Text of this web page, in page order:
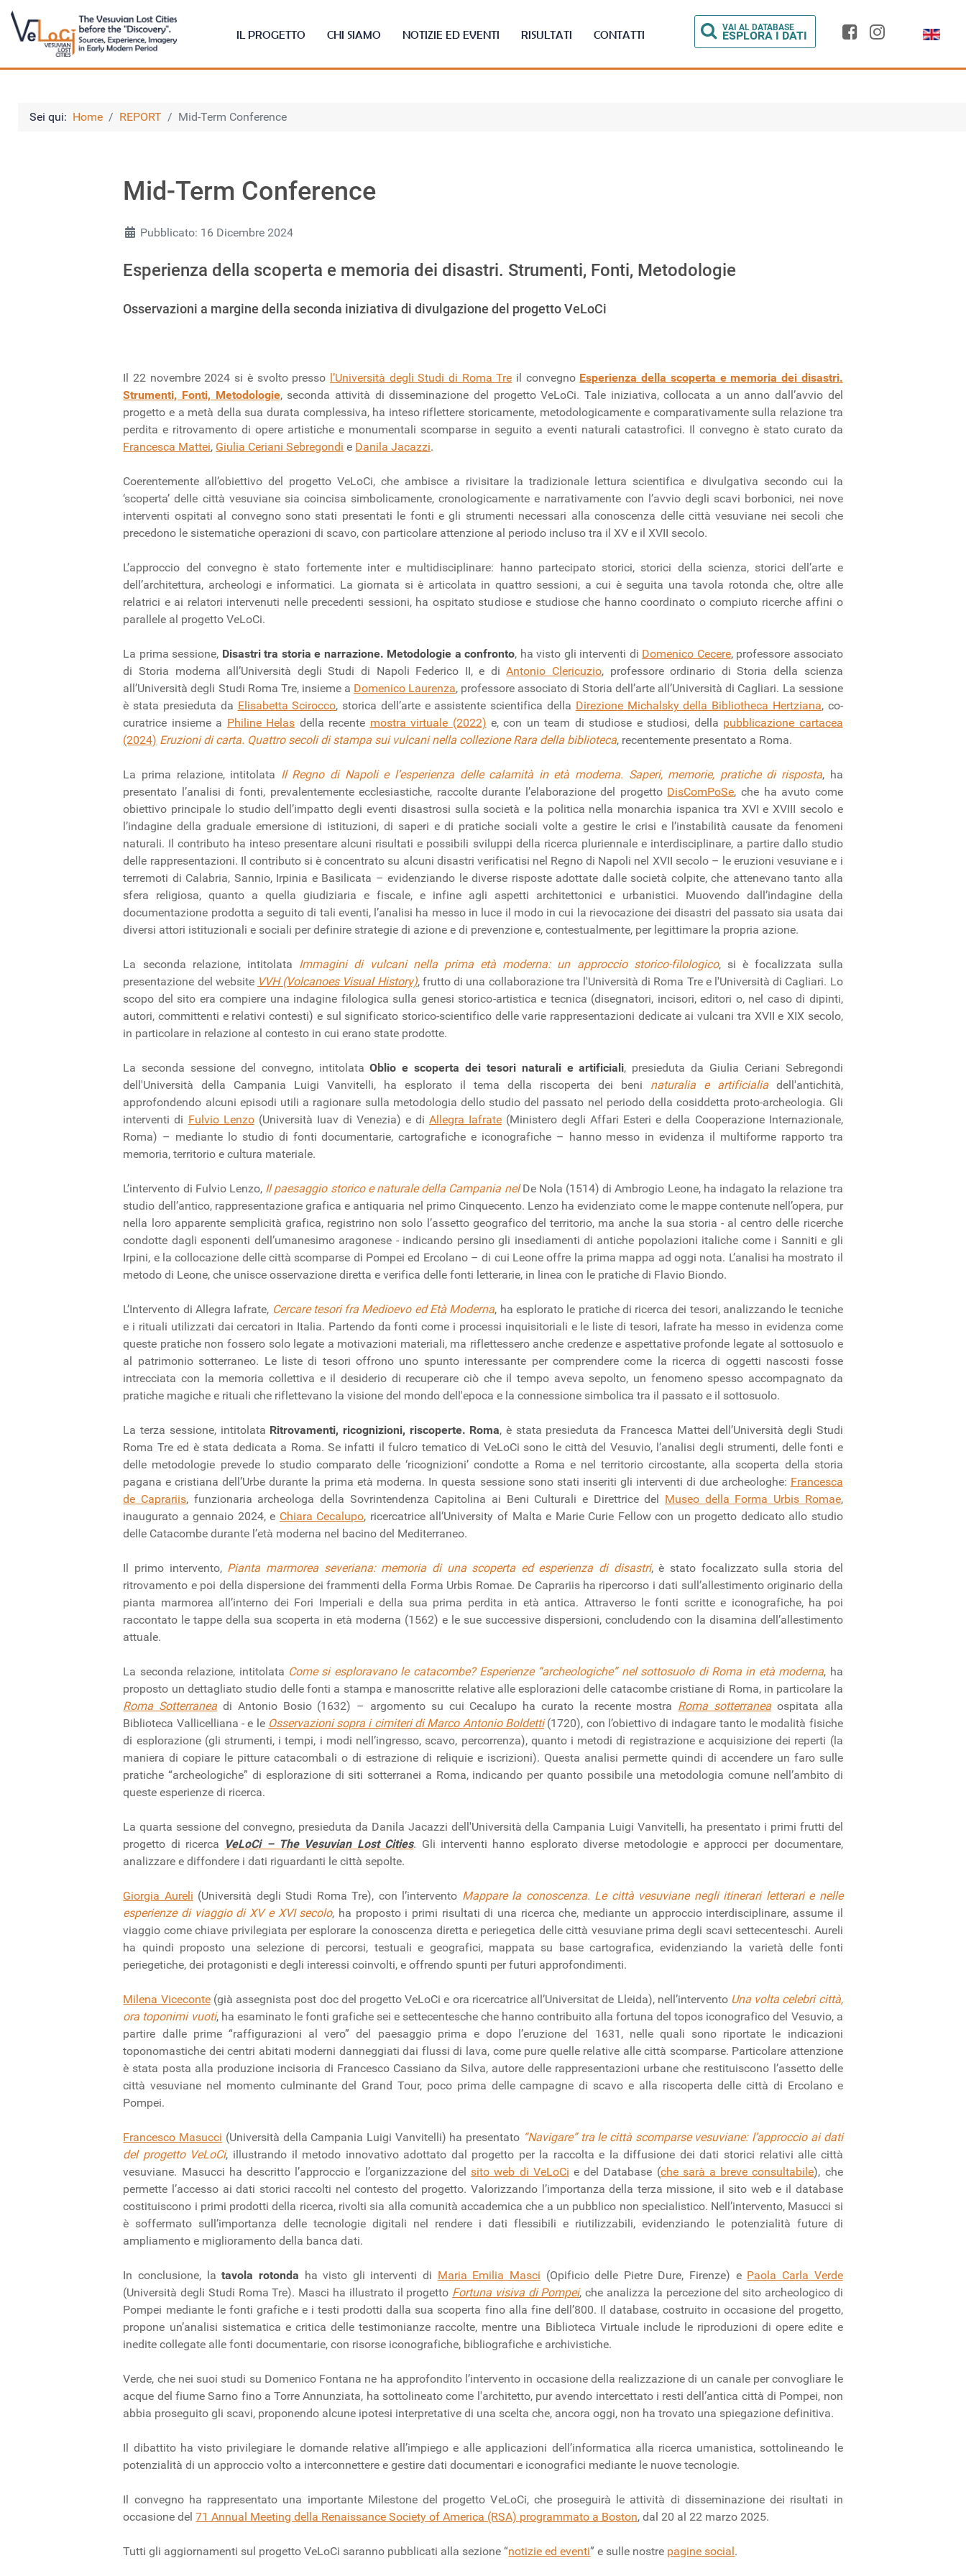
IL PROGETTO CHI SIAMO NOTIZIE ED EVENTI RISULTATI CONTATTI
VAI AL DATABASE
ESPLORA I DATI
Sei qui: Home REPORT Mid-Term Conference
Mid-Term Conference
Pubblicato: 16 Dicembre 2024
Esperienza della scoperta e memoria dei disastri. Strumenti, Fonti, Metodologie
Osservazioni a margine della seconda iniziativa di divulgazione del progetto VeLoCi
Il 22 novembre 2024 si è svolto presso l’Università degli Studi di Roma Tre il convegno Esperienza della scoperta e memoria dei disastri.
Strumenti, Fonti, Metodologie, seconda attività di disseminazione del progetto VeLoCi. Tale iniziativa, collocata a un anno dall’avvio del
progetto e a metà della sua durata complessiva, ha inteso riflettere storicamente, metodologicamente e comparativamente sulla relazione tra
perdita e ritrovamento di opere artistiche e monumentali scomparse in seguito a eventi naturali catastrofici. Il convegno è stato curato da
Francesca Mattei, Giulia Ceriani Sebregondi e Danila Jacazzi.
Coerentemente all’obiettivo del progetto VeLoCi, che ambisce a rivisitare la tradizionale lettura scientifica e divulgativa secondo cui la
‘scoperta’ delle città vesuviane sia coincisa simbolicamente, cronologicamente e narrativamente con l’avvio degli scavi borbonici, nei nove
interventi ospitati al convegno sono stati presentati le fonti e gli strumenti necessari alla conoscenza delle città vesuviane nei secoli che
precedono le sistematiche operazioni di scavo, con particolare attenzione al periodo incluso tra il XV e il XVII secolo.
L’approccio del convegno è stato fortemente inter e multidisciplinare: hanno partecipato storici, storici della scienza, storici dell’arte e
dell’architettura, archeologi e informatici. La giornata si è articolata in quattro sessioni, a cui è seguita una tavola rotonda che, oltre alle
relatrici e ai relatori intervenuti nelle precedenti sessioni, ha ospitato studiose e studiose che hanno coordinato o compiuto ricerche affini o
parallele al progetto VeLoCi.
La prima sessione, Disastri tra storia e narrazione. Metodologie a confronto, ha visto gli interventi di Domenico Cecere, professore associato
di Storia moderna all’Università degli Studi di Napoli Federico II, e diAntonio Clericuzio, professore ordinario di Storia della scienza
all’Università degli Studi Roma Tre, insieme a Domenico Laurenza, professore associato di Storia dell’arte all’Università di Cagliari. La sessione
è stata presieduta da Elisabetta Scirocco, storica dell’arte e assistente scientifica della Direzione Michalsky della Bibliotheca Hertziana, co-
curatrice insieme a Philine Helas della recente mostra virtuale (2022) e, con un team di studiose e studiosi, della pubblicazione cartacea
(2024) Eruzioni di carta. Quattro secoli di stampa sui vulcani nella collezione Rara della biblioteca, recentemente presentato a Roma.
La prima relazione, intitolata Il Regno di Napoli e l’esperienza delle calamità in età moderna. Saperi, memorie, pratiche di risposta, ha
presentato l’analisi di fonti, prevalentemente ecclesiastiche, raccolte durante l’elaborazione del progetto DisComPoSe, che ha avuto come
obiettivo principale lo studio dell’impatto degli eventi disastrosi sulla società e la politica nella monarchia ispanica tra XVI e XVIII secolo e
l’indagine della graduale emersione di istituzioni, di saperi e di pratiche sociali volte a gestire le crisi e l’instabilità causate da fenomeni
naturali. Il contributo ha inteso presentare alcuni risultati e possibili sviluppi della ricerca pluriennale e interdisciplinare, a partire dallo studio
delle rappresentazioni. Il contributo si è concentrato su alcuni disastri verificatisi nel Regno di Napoli nel XVII secolo – le eruzioni vesuviane e i
terremoti di Calabria, Sannio, Irpinia e Basilicata – evidenziando le diverse risposte adottate dalle società colpite, che attenevano tanto alla
sfera religiosa, quanto a quella giudiziaria e fiscale, e infine agli aspetti architettonici e urbanistici. Muovendo dall’indagine della
documentazione prodotta a seguito di tali eventi, l’analisi ha messo in luce il modo in cui la rievocazione dei disastri del passato sia usata dai
diversi attori istituzionali e sociali per definire strategie di azione e di prevenzione e, contestualmente, per legittimare la propria azione.
La seconda relazione, intitolata Immagini di vulcani nella prima età moderna: un approccio storico-filologico, si è focalizzata sulla
presentazione del website VVH (Volcanoes Visual History), frutto di una collaborazione tra l'Università di Roma Tre e l'Università di Cagliari. Lo
scopo del sito era compiere una indagine filologica sulla genesi storico-artistica e tecnica (disegnatori, incisori, editori o, nel caso di dipinti,
autori, committenti e relativi contesti) e sul significato storico-scientifico delle varie rappresentazioni dedicate ai vulcani tra XVII e XIX secolo,
in particolare in relazione al contesto in cui erano state prodotte.
La seconda sessione del convegno, intitolataOblio e scoperta dei tesori naturali e artificiali, presieduta da Giulia Ceriani Sebregondi
dell'Università della Campania Luigi Vanvitelli, ha esplorato il tema della riscoperta dei beni naturalia e artificialiadell'antichità,
approfondendo alcuni episodi utili a ragionare sulla metodologia dello studio del passato nel periodo della cosiddetta proto-archeologia. Gli
interventi di Fulvio Lenzo(Università Iuav di Venezia) e diAllegra Iafrate (Ministero degli Affari Esteri e della Cooperazione Internazionale,
Roma) – mediante lo studio di fonti documentarie, cartografiche e iconografiche – hanno messo in evidenza il multiforme rapporto tra
memoria, territorio e cultura materiale.
L’intervento di Fulvio Lenzo, Il paesaggio storico e naturale della Campania nelDe Nola (1514) di Ambrogio Leone, ha indagato la relazione tra
studio dell’antico, rappresentazione grafica e antiquaria nel primo Cinquecento. Lenzo ha evidenziato come le mappe contenute nell’opera, pur
nella loro apparente semplicità grafica, registrino non solo l’assetto geografico del territorio, ma anche la sua storia - al centro delle ricerche
condotte dagli esponenti dell’umanesimo aragonese - indicando persino gli insediamenti di antiche popolazioni italiche come i Sanniti e gli
Irpini, e la collocazione delle città scomparse di Pompei ed Ercolano – di cui Leone offre la prima mappa ad oggi nota. L’analisi ha mostrato il
metodo di Leone, che unisce osservazione diretta e verifica delle fonti letterarie, in linea con le pratiche di Flavio Biondo.
L’Intervento di Allegra Iafrate, Cercare tesori fra Medioevo ed Età Moderna, ha esplorato le pratiche di ricerca dei tesori, analizzando le tecniche
e i rituali utilizzati dai cercatori in Italia. Partendo da fonti come i processi inquisitoriali e le liste di tesori, Iafrate ha messo in evidenza come
queste pratiche non fossero solo legate a motivazioni materiali, ma riflettessero anche credenze e aspettative profonde legate al sottosuolo e
al patrimonio sotterraneo. Le liste di tesori offrono uno spunto interessante per comprendere come la ricerca di oggetti nascosti fosse
intrecciata con la memoria collettiva e il desiderio di recuperare ciò che il tempo aveva sepolto, un fenomeno spesso accompagnato da
pratiche magiche e rituali che riflettevano la visione del mondo dell'epoca e la connessione simbolica tra il passato e il sottosuolo.
La terza sessione, intitolata Ritrovamenti, ricognizioni, riscoperte. Roma, è stata presieduta da Francesca Mattei dell’Università degli Studi
Roma Tre ed è stata dedicata a Roma. Se infatti il fulcro tematico di VeLoCi sono le città del Vesuvio, l’analisi degli strumenti, delle fonti e
delle metodologie prevede lo studio comparato delle ‘ricognizioni’ condotte a Roma e nel territorio circostante, alla scoperta della storia
pagana e cristiana dell’Urbe durante la prima età moderna. In questa sessione sono stati inseriti gli interventi di due archeologhe: Francesca
de Caprariis, funzionaria archeologa della Sovrintendenza Capitolina ai Beni Culturali e Direttrice del Museo della Forma Urbis Romae,
inaugurato a gennaio 2024, e Chiara Cecalupo, ricercatrice all’University of Malta e Marie Curie Fellow con un progetto dedicato allo studio
delle Catacombe durante l’età moderna nel bacino del Mediterraneo.
Il primo intervento, Pianta marmorea severiana: memoria di una scoperta ed esperienza di disastri, è stato focalizzato sulla storia del
ritrovamento e poi della dispersione dei frammenti della Forma Urbis Romae. De Caprariis ha ripercorso i dati sull’allestimento originario della
pianta marmorea all’interno dei Fori Imperiali e della sua prima perdita in età antica. Attraverso le fonti scritte e iconografiche, ha poi
raccontato le tappe della sua scoperta in età moderna (1562) e le sue successive dispersioni, concludendo con la disamina dell’allestimento
attuale.
La seconda relazione, intitolata Come si esploravano le catacombe? Esperienze “archeologiche” nel sottosuolo di Roma in età moderna, ha
proposto un dettagliato studio delle fonti a stampa e manoscritte relative alle esplorazioni delle catacombe cristiane di Roma, in particolare la
Roma Sotterranea di Antonio Bosio (1632) – argomento su cui Cecalupo ha curato la recente mostra Roma sotterranea ospitata alla
Biblioteca Vallicelliana - e le Osservazioni sopra i cimiteri di Marco Antonio Boldetti(1720), con l’obiettivo di indagare tanto le modalità fisiche
di esplorazione (gli strumenti, i tempi, i modi nell’ingresso, scavo, percorrenza), quanto i metodi di registrazione e acquisizione dei reperti (la
maniera di copiare le pitture catacombali o di estrazione di reliquie e iscrizioni). Questa analisi permette quindi di accendere un faro sulle
pratiche “archeologiche” di esplorazione di siti sotterranei a Roma, indicando per quanto possibile una metodologia comune nell’ambito di
queste esperienze di ricerca.
La quarta sessione del convegno, presieduta da Danila Jacazzi dell'Università della Campania Luigi Vanvitelli, ha presentato i primi frutti del
progetto di ricerca VeLoCi – The Vesuvian Lost Cities. Gli interventi hanno esplorato diverse metodologie e approcci per documentare,
analizzare e diffondere i dati riguardanti le città sepolte.
Giorgia Aureli (Università degli Studi Roma Tre), con l’intervento Mappare la conoscenza. Le città vesuviane negli itinerari letterari e nelle
esperienze di viaggio di XV e XVI secolo, ha proposto i primi risultati di una ricerca che, mediante un approccio interdisciplinare, assume il
viaggio come chiave privilegiata per esplorare la conoscenza diretta e periegetica delle città vesuviane prima degli scavi settecenteschi. Aureli
ha quindi proposto una selezione di percorsi, testuali e geografici, mappata su base cartografica, evidenziando la varietà delle fonti
periegetiche, dei protagonisti e degli interessi coinvolti, e offrendo spunti per futuri approfondimenti.
Milena Viceconte(già assegnista post doc del progetto VeLoCi e ora ricercatrice all’Universitat de Lleida), nell’intervento Una volta celebri città,
ora toponimi vuoti, ha esaminato le fonti grafiche sei e settecentesche che hanno contribuito alla fortuna del topos iconografico del Vesuvio, a
partire dalle prime “raffigurazioni al vero” del paesaggio prima e dopo l’eruzione del 1631, nelle quali sono riportate le indicazioni
toponomastiche dei centri abitati moderni danneggiati dai flussi di lava, come pure quelle relative alle città scomparse. Particolare attenzione
è stata posta alla produzione incisoria di Francesco Cassiano da Silva, autore delle rappresentazioni urbane che restituiscono l’assetto delle
città vesuviane nel momento culminante del Grand Tour, poco prima delle campagne di scavo e alla riscoperta delle città di Ercolano e
Pompei.
Francesco Masucci (Università della Campania Luigi Vanvitelli) ha presentato “Navigare” tra le città scomparse vesuviane: l’approccio ai dati
del progetto VeLoCi, illustrando il metodo innovativo adottato dal progetto per la raccolta e la diffusione dei dati storici relativi alle città
vesuviane. Masucci ha descritto l’approccio e l’organizzazione delsito web di VeLoCi e del Database (che sarà a breve consultabile), che
permette l’accesso ai dati storici raccolti nel contesto del progetto. Valorizzando l’importanza della terza missione, il sito web e il database
costituiscono i primi prodotti della ricerca, rivolti sia alla comunità accademica che a un pubblico non specialistico. Nell’intervento, Masucci si
è soffermato sull’importanza delle tecnologie digitali nel rendere i dati flessibili e riutilizzabili, evidenziando le potenzialità future di
ampliamento e miglioramento della banca dati.
In conclusione, latavola rotonda ha visto gli interventi di Maria Emilia Masci (Opificio delle Pietre Dure, Firenze) e Paola Carla Verde
(Università degli Studi Roma Tre). Masci ha illustrato il progetto Fortuna visiva di Pompei, che analizza la percezione del sito archeologico di
Pompei mediante le fonti grafiche e i testi prodotti dalla sua scoperta fino alla fine dell’800. Il database, costruito in occasione del progetto,
propone un’analisi sistematica e critica delle testimonianze raccolte, mentre una Biblioteca Virtuale include le riproduzioni di opere edite e
inedite collegate alle fonti documentarie, con risorse iconografiche, bibliografiche e archivistiche.
Verde, che nei suoi studi su Domenico Fontana ne ha approfondito l’intervento in occasione della realizzazione di un canale per convogliare le
acque del fiume Sarno fino a Torre Annunziata, ha sottolineato come l'architetto, pur avendo intercettato i resti dell’antica città di Pompei, non
abbia proseguito gli scavi, proponendo alcune ipotesi interpretative di una scelta che, ancora oggi, non ha trovato una spiegazione definitiva.
Il dibattito ha visto privilegiare le domande relative all’impiego e alle applicazioni dell’informatica alla ricerca umanistica, sottolineando le
potenzialità di un approccio volto a interconnettere e gestire dati documentari e iconografici mediante le nuove tecnologie.
Il convegno ha rappresentato una importante Milestone del progetto VeLoCi, che proseguirà le attività di disseminazione dei risultati in
occasione del71 Annual Meeting della Renaissance Society of America (RSA) programmato a Boston, dal 20 al 22 marzo 2025.
Tutti gli aggiornamenti sul progetto VeLoCi saranno pubblicati alla sezione “notizie ed eventi” e sulle nostre pagine social .